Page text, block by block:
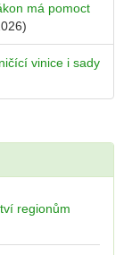
má pomoct
vinice i sady
regionům